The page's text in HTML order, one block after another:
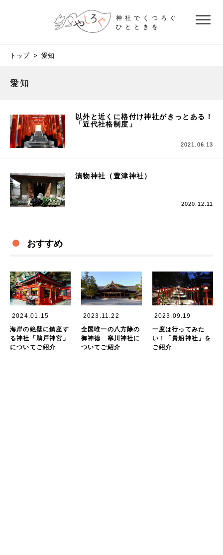
神社でくつろぐ
ひとときを
トップ> 愛知
愛知
以外と近くに格付け神社がきっとある！
「近代社格制度」
2021.06.13
漬物神社（萱津神社）
2020.12.11
おすすめ
海岸の絶壁に鎮座す
る神社「鵜戸神宮」
についてご紹介
2024.01.15
全国唯一の八方除の
御神徳 寒川神社に
ついてご紹介
2023.11.22
一度は行ってみた
い！「貴船神社」を
ご紹介
2023.09.19